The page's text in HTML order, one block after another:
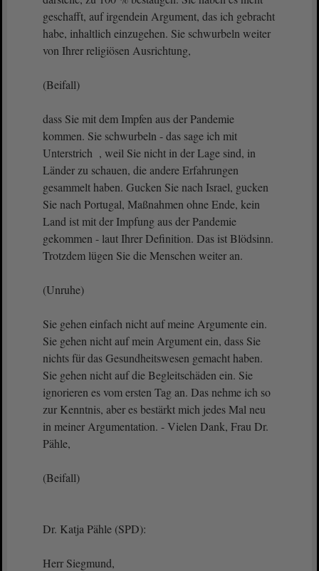
geschafft, auf irgendein Argument, das ich gebracht
habe, inhaltlich einzugehen. Sie schwurbeln weiter
von Ihrer religiösen Ausrichtung,
(Beifall)
dass Sie mit dem Impfen aus der Pandemie
kommen. Sie schwurbeln - das sage ich mit
Unterstrich , weil Sie nicht in der Lage sind, in
Länder zu schauen, die andere Erfahrungen
gesammelt haben. Gucken Sie nach Israel, gucken
Sie nach Portugal, Maßnahmen ohne Ende, kein
Land ist mit der Impfung aus der Pandemie
gekommen - laut Ihrer Definition. Das ist Blödsinn.
Trotzdem lügen Sie die Menschen weiter an.
(Unruhe)
Sie gehen einfach nicht auf meine Argumente ein.
Sie gehen nicht auf mein Argument ein, dass Sie
nichts für das Gesundheitswesen gemacht haben.
Sie gehen nicht auf die Begleitschäden ein. Sie
ignorieren es vom ersten Tag an. Das nehme ich so
zur Kenntnis, aber es bestärkt mich jedes Mal neu
in meiner Argumentation. - Vielen Dank, Frau Dr.
Pähle,
(Beifall)
Dr. Katja Pähle (SPD):
Herr Siegmund,